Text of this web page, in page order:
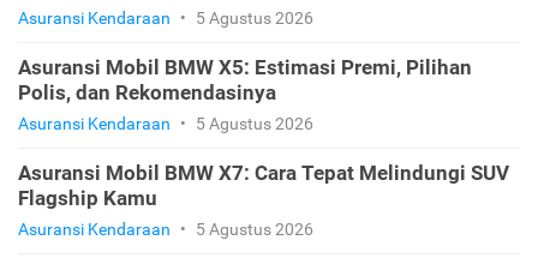
Asuransi Kendaraan • 5 Agustus 2026
Asuransi Mobil BMW X5: Estimasi Premi, Pilihan
Polis, dan Rekomendasinya
Asuransi Kendaraan • 5 Agustus 2026
Asuransi Mobil BMW X7: Cara Tepat Melindungi SUV
Flagship Kamu
Asuransi Kendaraan • 5 Agustus 2026